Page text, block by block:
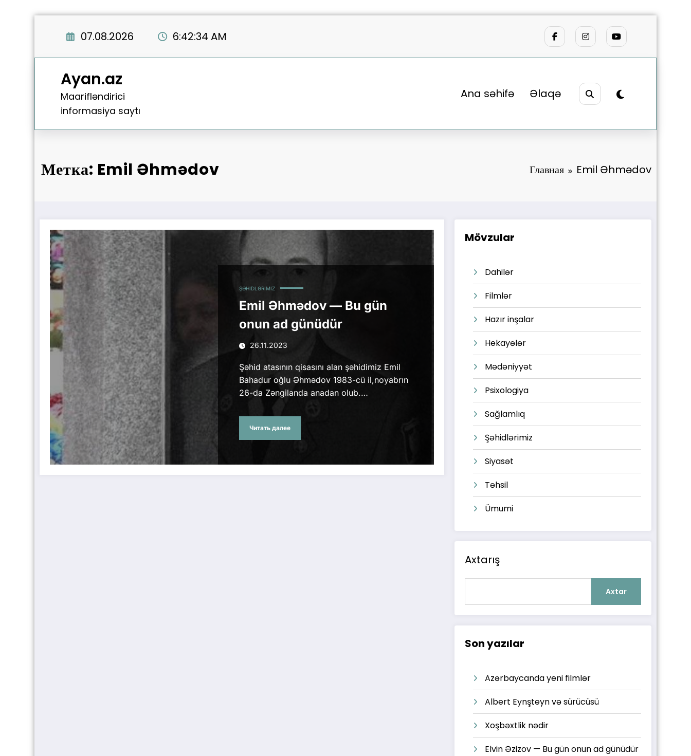
07.08.2026 6:42:34 AM
Ayan.az
Maarifləndirici
informasiya saytı
Ana səhifə Əlaqə
Метка: Emil Əhmədov Главная Emil Əhmədov
ŞƏHIDLƏRIMIZ
Emil Əhmədov — Bu gün
onun ad günüdür
26.11.2023
Şəhid atasının qisasını alan şəhidimiz Emil
Bahadur oğlu Əhmədov 1983-cü il,noyabrın
26-da Zəngilanda anadan olub.…
Читать далее
Mövzular
Dahilər
Filmlər
Hazır inşalar
Hekayələr
Mədəniyyət
Psixologiya
Sağlamlıq
Şəhidlərimiz
Siyasət
Təhsil
Ümumi
Axtarış
Axtar
Son yazılar
Azərbaycanda yeni filmlər
Albert Eynşteyn və sürücüsü
Xoşbəxtlik nədir
Elvin Əzizov — Bu gün onun ad günüdür